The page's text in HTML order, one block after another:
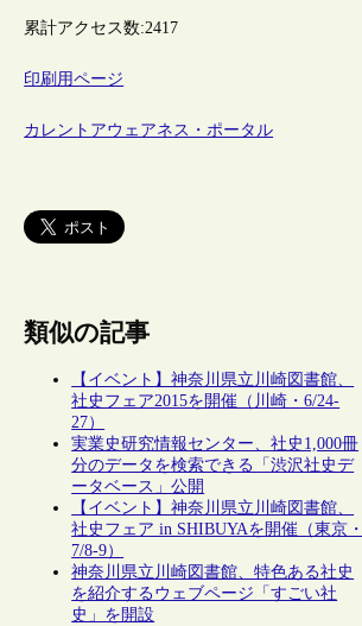
累計アクセス数:2417
印刷用ページ
カレントアウェアネス・ポータル
類似の記事
【イベント】神奈川県立川崎図書館、
社史フェア2015を開催（川崎・6/24-
27）
実業史研究情報センター、社史1,000冊
分のデータを検索できる「渋沢社史デ
ータベース」公開
【イベント】神奈川県立川崎図書館、
社史フェア in SHIBUYAを開催（東京・
7/8-9）
神奈川県立川崎図書館、特色ある社史
を紹介するウェブページ「すごい社
史」を開設